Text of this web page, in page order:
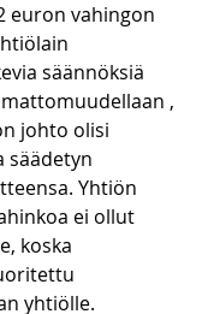
euron vahingon
säännöksiä
,
johto olisi
säädetyn
Yhtiön
ei ollut
koska
yhtiölle.